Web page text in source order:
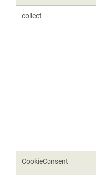
collect
CookieConsent